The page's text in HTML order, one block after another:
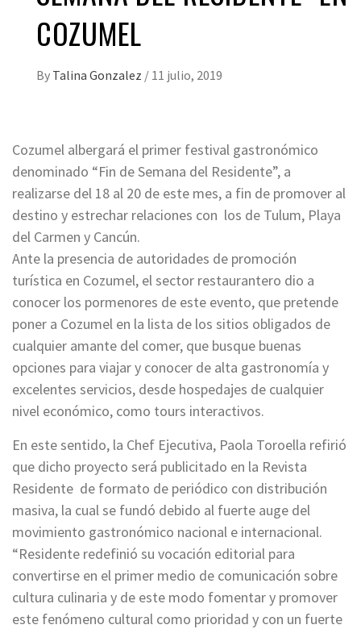
COZUMEL
By Talina Gonzalez / 11 julio, 2019
Cozumel albergará el primer festival gastronómico
denominado “Fin de Semana del Residente”, a
realizarse del 18 al 20 de este mes, a fin de promover al
destino y estrechar relaciones con los de Tulum, Playa
del Carmen y Cancún.
Ante la presencia de autoridades de promoción
turística en Cozumel, el sector restaurantero dio a
conocer los pormenores de este evento, que pretende
poner a Cozumel en la lista de los sitios obligados de
cualquier amante del comer, que busque buenas
opciones para viajar y conocer de alta gastronomía y
excelentes servicios, desde hospedajes de cualquier
nivel económico, como tours interactivos.
En este sentido, la Chef Ejecutiva, Paola Toroella refirió
que dicho proyecto será publicitado en la Revista
Residente de formato de periódico con distribución
masiva, la cual se fundó debido al fuerte auge del
movimiento gastronómico nacional e internacional.
“Residente redefinió su vocación editorial para
convertirse en el primer medio de comunicación sobre
cultura culinaria y de este modo fomentar y promover
este fenómeno cultural como prioridad y con un fuerte